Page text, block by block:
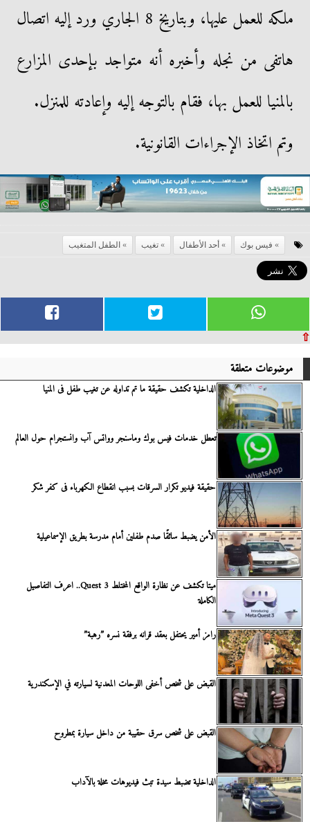
ملكه للعمل عليها، وبتاريخ 8 الجاري ورد إليه اتصال
هاتفى من نجله وأخبره أنه متواجد بإحدى المزارع
بالمنيا للعمل بها، فقام بالتوجه إليه وإعادته للمنزل.
وتم اتخاذ الإجراءات القانونية.
فيس بوك أحد الأطفال تغيب الطفل المتغيب
⇧
موضوعات متعلقة
الداخلية تكشف حقيقة ما تم تداوله عن تغيب طفل فى المنيا
تعطل خدمات فيس بوك وماسنجر وواتس آب وانستجرام حول العالم
حقيقة فيديو تكرار السرقات بسبب انقطاع الكهرباء فى كفر شكر
الأمن يضبط سائقًا صدم طفلين أمام مدرسة بطريق الإسماعيلية
ميتا تكشف عن نظارة الواقع المختلط Quest 3.. اعرف التفاصيل
الكاملة
رامز أمير يحتفل بعقد قرانه برفقة نسره ”رهبة”
القبض على شخص أخفى اللوحات المعدنية لسيارته في الإسكندرية
القبض على شخص سرق حقيبة من داخل سيارة بمطروح
الداخلية تضبط سيدة تبث فيديوهات مخلة بالآداب